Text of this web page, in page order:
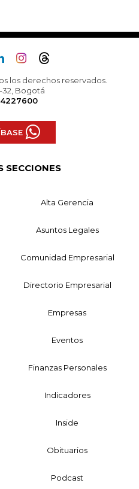
los derechos reservados.
32, Bogotá
4227600
SECCIONES
Alta Gerencia
Asuntos Legales
Comunidad Empresarial
Directorio Empresarial
Empresas
Eventos
Finanzas Personales
Indicadores
Inside
Obituarios
Podcast